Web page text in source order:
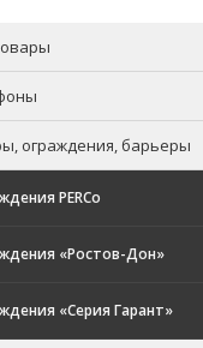
ограждения, барьеры
PERCo
«Ростов-Дон»
«Серия Гарант»